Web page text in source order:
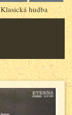
Klasická hudba